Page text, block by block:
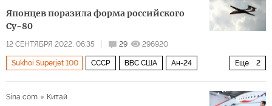
Японцев поразила форма российского
Су-80
12 СЕНТЯБРЯ 2022, 06:35 29 296920
Еще 2
Sukhoi Superjet 100 СССР ВВС США Ан-24
Sina.com
Китай